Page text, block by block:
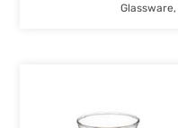
Glassware,